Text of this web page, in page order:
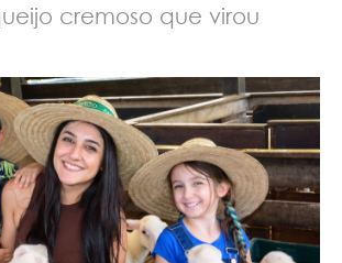
cremoso que virou